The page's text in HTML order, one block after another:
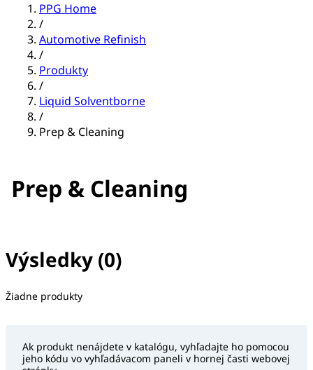
PPG Home
/
Automotive Refinish
/
Produkty
/
Liquid Solventborne
/
Prep & Cleaning
Prep & Cleaning
Výsledky (0)
Nie sú vybraté žiadne filtre
Žiadne produkty
Ak produkt nenájdete v katalógu, vyhľadajte ho pomocou
jeho kódu vo vyhľadávacom paneli v hornej časti webovej